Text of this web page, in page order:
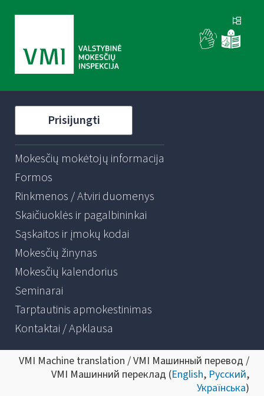
Prisijungti
Mokesčių mokėtojų informacija
Formos
Rinkmenos / Atviri duomenys
Skaičiuoklės ir pagalbininkai
Sąskaitos ir įmokų kodai
Mokesčių žinynas
Mokesčių kalendorius
Seminarai
Tarptautinis apmokestinimas
Kontaktai / Apklausa
VMI Machine translation / VMI Машинный перевод /
VMI Машинний переклад (English, Русский,
Українська)